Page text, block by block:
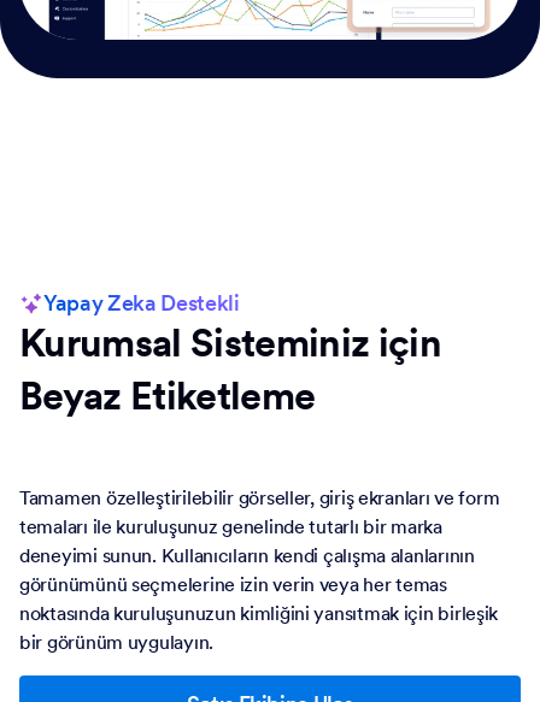
Yapay Zeka Destekli
Kurumsal Sisteminiz için
Beyaz Etiketleme
Tamamen özelleştirilebilir görseller, giriş ekranları ve form
temaları ile kuruluşunuz genelinde tutarlı bir marka
deneyimi sunun. Kullanıcıların kendi çalışma alanlarının
görünümünü seçmelerine izin verin veya her temas
noktasında kuruluşunuzun kimliğini yansıtmak için birleşik
bir görünüm uygulayın.